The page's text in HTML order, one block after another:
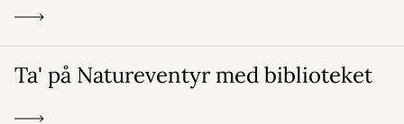
Ta' på Natureventyr med biblioteket